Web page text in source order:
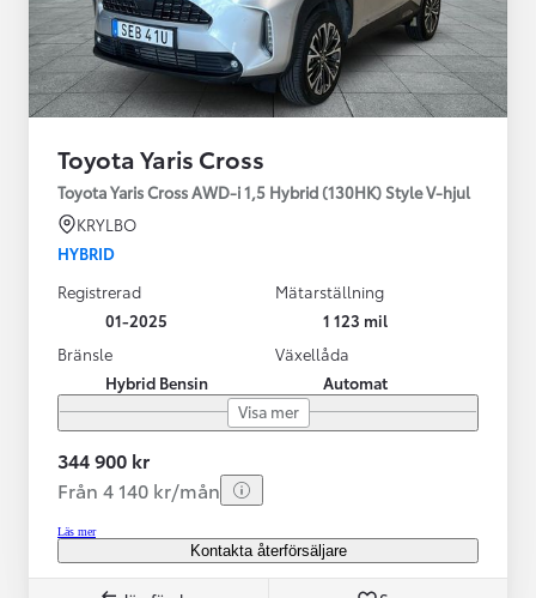
Toyota Yaris Cross
Toyota Yaris Cross AWD-i 1,5 Hybrid (130HK) Style V-hjul
KRYLBO
HYBRID
Registrerad
01-2025
Mätarställning
1 123 mil
Bränsle
Hybrid Bensin
Växellåda
Automat
Visa mer
344 900 kr
Från 4 140 kr/mån
Läs mer
Kontakta återförsäljare